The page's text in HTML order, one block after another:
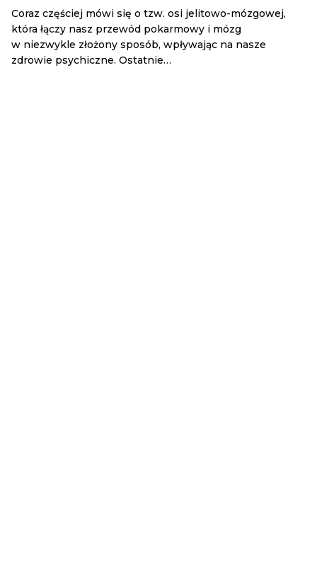
Coraz częściej mówi się o tzw. osi jelitowo-mózgowej,
która łączy nasz przewód pokarmowy i mózg
w niezwykle złożony sposób, wpływając na nasze
zdrowie psychiczne. Ostatnie…